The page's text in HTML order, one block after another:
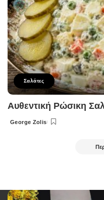
Σαλάτες
Αυθεντική Ρώσικη
Posted
George Zolis